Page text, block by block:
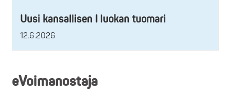
Uusi kansallisen I luokan tuomari
12.6.2026
eVoimanostaja